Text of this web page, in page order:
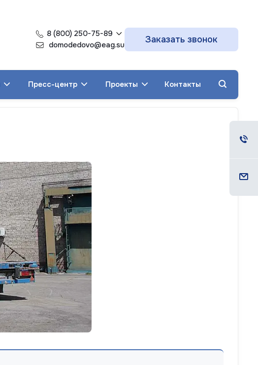
8 (800) 250-75-89
domodedovo@eag.su
Заказать звонок
Пресс-центр Проекты Контакты